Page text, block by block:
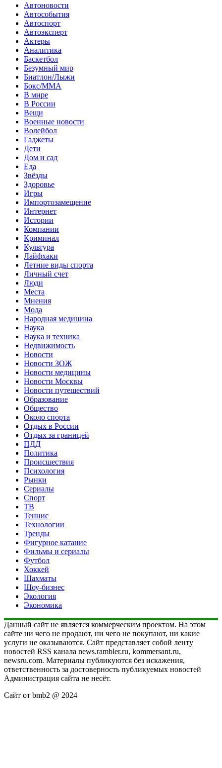
Автоновости
Автособытия
Автоспорт
Автоэксперт
Актеры
Аналитика
Баскетбол
Безумный мир
Биатлон/Лыжи
Бокс/MMA
В мире
В России
Вещи
Военные новости
Волейбол
Гаджеты
Дети
Дом и сад
Еда
Звёзды
Здоровье
Игры
Импортозамещение
Интернет
Истории
Компании
Криминал
Культура
Лайфхаки
Летние виды спорта
Личный счет
Люди
Места
Мнения
Мода
Народная медицина
Наука
Наука и техника
Недвижимость
Новости
Новости ЗОЖ
Новости медицины
Новости Москвы
Новости путешествий
Образование
Общество
Около спорта
Отдых в России
Отдых за границей
ПДД
Политика
Происшествия
Психология
Рынки
Сериалы
Спорт
ТВ
Теннис
Технологии
Тренды
Фигурное катание
Фильмы и сериалы
Футбол
Хоккей
Шахматы
Шоу-бизнес
Экология
Экономика
Данный сайт не является коммерческим проектом. На этом
сайте ни чего не продают, ни чего не покупают, ни какие
услуги не оказываются. Сайт представляет собой ленту
новостей RSS канала news.rambler.ru, kommersant.ru,
newsru.com. Материалы публикуются без искажения,
ответственность за достоверность публикуемых новостей
Администрация сайта не несёт.
Сайт от bmb2 @ 2024